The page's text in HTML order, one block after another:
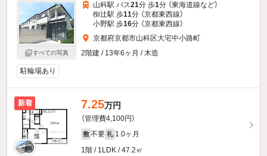
すべての写真
山科駅 バス21分 歩1分 （東海道線など）
椥辻駅 歩11分 （京都東西線）
小野駅 歩16分 （京都東西線）
京都府京都市山科区大宅中小路町
2階建 / 13年6ヶ月 / 木造
駐輪場あり
新着 7.25万円
（管理費4,100円）
敷 不要 礼 1.0ヶ月
1階 / 1LDK / 47.2㎡